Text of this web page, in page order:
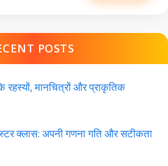
POSTS
रहस्यों, मानचित्रों और प्राकृतिक
क्लास: अपनी गणना गति और सटीकता